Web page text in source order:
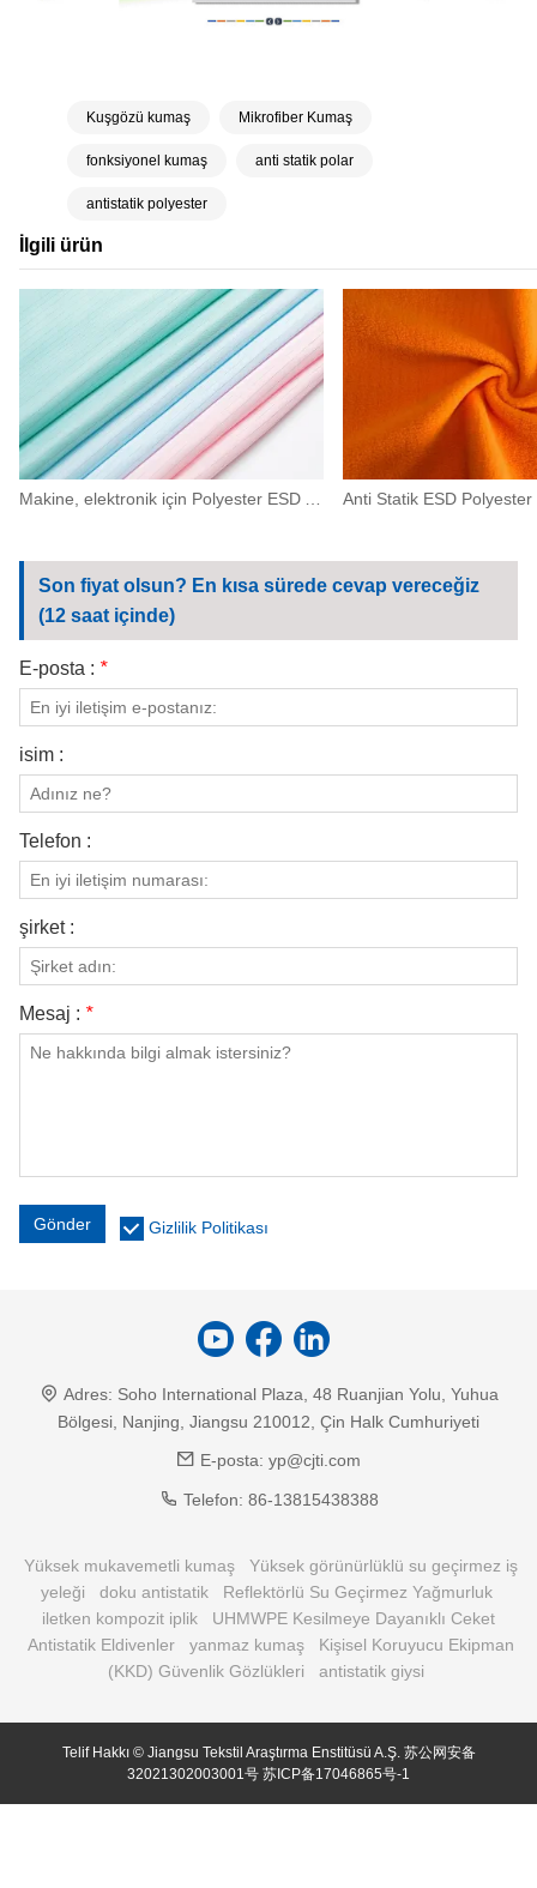
İlgili ürün
Kuşgözü kumaş Mikrofiber Kumaş
fonksiyonel kumaş anti statik polar
antistatik polyester
Son fiyat olsun? En kısa sürede cevap vereceğiz
(12 saat içinde)
E-posta : *
isim :
Telefon :
şirket :
Mesaj : *
Gönder Gizlilik Politikası
Adres: Soho International Plaza, 48 Ruanjian Yolu, Yuhua
Bölgesi, Nanjing, Jiangsu 210012, Çin Halk Cumhuriyeti
E-posta: yp@cjti.com
Telefon: 86-13815438388
Yüksek mukavemetli kumaş
Yüksek görünürlüklü su geçirmez iş
yeleği
doku antistatik
Reflektörlü Su Geçirmez Yağmurluk
iletken kompozit iplik
UHMWPE Kesilmeye Dayanıklı Ceket
Antistatik Eldivenler
yanmaz kumaş
Kişisel Koruyucu Ekipman
(KKD) Güvenlik Gözlükleri
antistatik giysi
Telif Hakkı © Jiangsu Tekstil Araştırma Enstitüsü A.Ş. 苏公网安备
32021302003001号 苏ICP备17046865号-1